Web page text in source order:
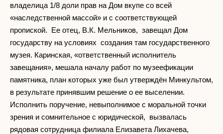
владелица 1/8 доли прав на Дом вкупе со всей
«наследственной массой» и с соответствующей
пропиской. Ее отец, В.К. Мельников, завещал Дом
государству на условиях создания там государственного
музея. Каринская, «ответственный исполнитель
завещания», мешала началу работ по музеефикации
памятника, план которых уже был утверждён Минкультом,
в результате принявшим решение о ее выселении.
Исполнить поручение, невыполнимое с моральной точки
зрения и сомнительное с юридической, вызвалась
рядовая сотрудница филиала Елизавета Лихачева,